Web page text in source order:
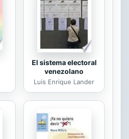
El sistema electoral
venezolano
Luis Enrique Lander